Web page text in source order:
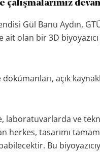
Gül Banu Aydın,
ait olan bir 3D
açık
laboratuvarlarda ve
herkes, tasarımı
Bu